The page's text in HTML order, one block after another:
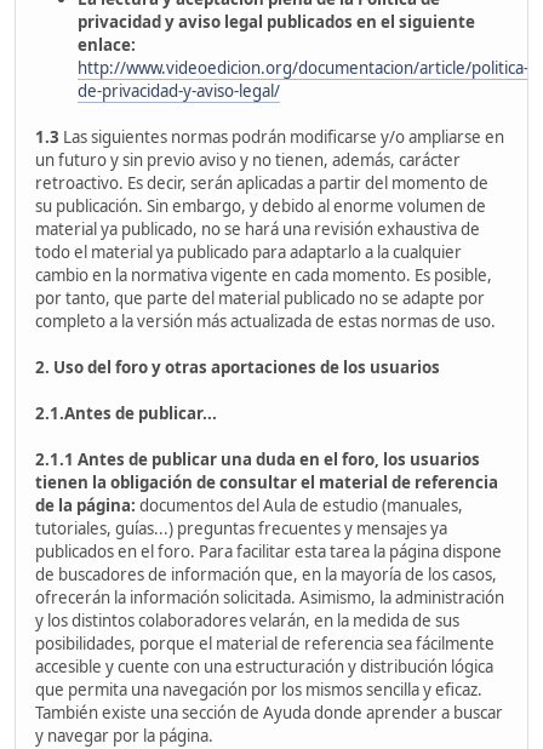
privacidad y aviso legal publicados en el siguiente
enlace:
http://www.videoedicion.org/documentacion/article/politica-
de-privacidad-y-aviso-legal/
1.3 Las siguientes normas podrán modificarse y/o ampliarse en
un futuro y sin previo aviso y no tienen, además, carácter
retroactivo. Es decir, serán aplicadas a partir del momento de
su publicación. Sin embargo, y debido al enorme volumen de
material ya publicado, no se hará una revisión exhaustiva de
todo el material ya publicado para adaptarlo a la cualquier
cambio en la normativa vigente en cada momento. Es posible,
por tanto, que parte del material publicado no se adapte por
completo a la versión más actualizada de estas normas de uso.
2. Uso del foro y otras aportaciones de los usuarios
2.1.Antes de publicar...
2.1.1 Antes de publicar una duda en el foro, los usuarios
tienen la obligación de consultar el material de referencia
de la página: documentos del Aula de estudio (manuales,
tutoriales, guías...) preguntas frecuentes y mensajes ya
publicados en el foro. Para facilitar esta tarea la página dispone
de buscadores de información que, en la mayoría de los casos,
ofrecerán la información solicitada. Asimismo, la administración
y los distintos colaboradores velarán, en la medida de sus
posibilidades, porque el material de referencia sea fácilmente
accesible y cuente con una estructuración y distribución lógica
que permita una navegación por los mismos sencilla y eficaz.
También existe una sección de Ayuda donde aprender a buscar
y navegar por la página.